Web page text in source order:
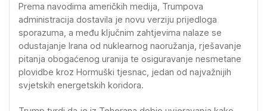
Prema navodima američkih medija, Trumpova
administracija dostavila je novu verziju prijedloga
sporazuma, a među ključnim zahtjevima nalaze se
odustajanje Irana od nuklearnog naoružanja, rješavanje
pitanja obogaćenog uranija te osiguravanje nesmetane
plovidbe kroz Hormuški tjesnac, jedan od najvažnijih
svjetskih energetskih koridora.